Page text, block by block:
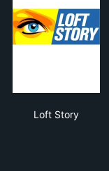
Loft Story